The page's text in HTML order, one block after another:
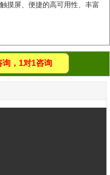
摸屏、便捷的高可用性、丰富
询，1对1咨询